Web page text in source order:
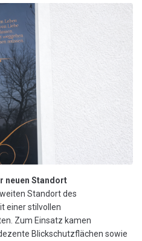
neuen Standort
Standort des
einer stilvollen
Zum Einsatz kamen
Blickschutzflächen sowie